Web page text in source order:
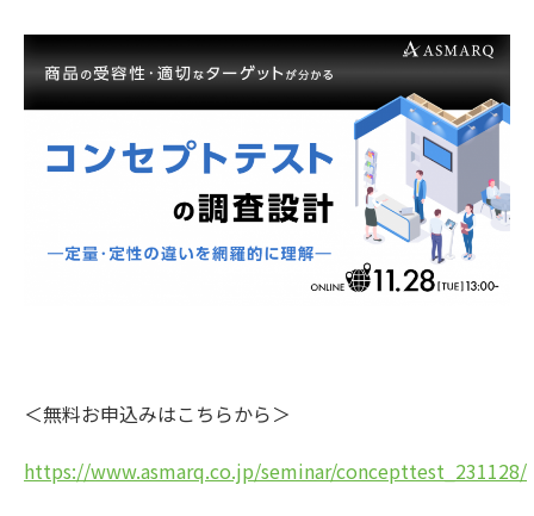
＜無料お申込みはこちらから＞
https://www.asmarq.co.jp/seminar/concepttest_231128/